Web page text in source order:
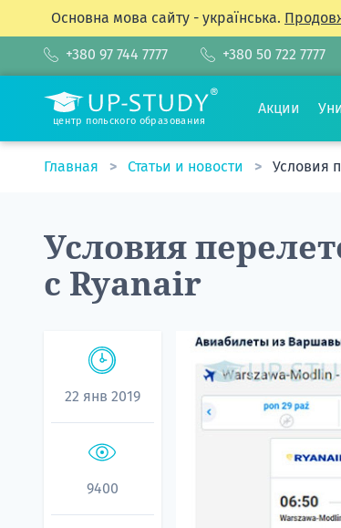
Основна мова сайту - українська.
+380 97 744 7777 +380 50 722 7777
центр польского образования
Акции
Главная Статьи и новости Условия
Условия
с Ryanair
22 янв 2019
9400